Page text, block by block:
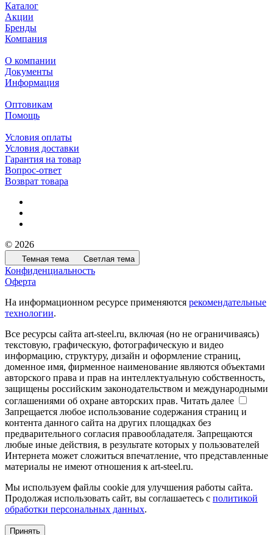
Каталог
Акции
Бренды
Компания
О компании
Документы
Информация
Оптовикам
Помощь
Условия оплаты
Условия доставки
Гарантия на товар
Вопрос-ответ
Возврат товара
© 2026
Темная тема Светлая тема
Конфиденциальность
Оферта
На информационном ресурсе применяются рекомендательные
технологии.
Все ресурсы сайта art-steel.ru, включая (но не ограничиваясь)
текстовую, графическую, фотографическую и видео
информацию, структуру, дизайн и оформление страниц,
доменное имя, фирменное наименование являются объектами
авторского права и прав на интеллектуальную собственность,
защищены российским законодательством и международными
соглашениями об охране авторских прав. Читать далее
Запрещается любое использование содержания страниц и
контента данного сайта на других площадках без
предварительного согласия правообладателя. Запрещаются
любые иные действия, в результате которых у пользователей
Интернета может сложиться впечатление, что представленные
материалы не имеют отношения к art-steel.ru.
Мы используем файлы cookie для улучшения работы сайта.
Продолжая использовать сайт, вы соглашаетесь с политикой
обработки персональных данных.
Принять